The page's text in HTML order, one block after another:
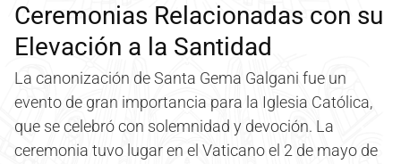
Ceremonias Relacionadas con su
Elevación a la Santidad
La canonización de Santa Gema Galgani fue un
evento de gran importancia para la Iglesia Católica,
que se celebró con solemnidad y devoción. La
ceremonia tuvo lugar en el Vaticano el 2 de mayo de